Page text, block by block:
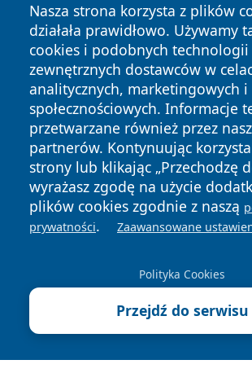
Nasza strona korzysta z plików
działała prawidłowo. Używamy
cookies i podobnych
zewnętrznych dostawców w
analitycznych, marketingowych i
społecznościowych. Informacje
przetwarzane również przez
partnerów. Kontynuując
strony lub klikając „Przechodzę
wyrażasz zgodę na użycie
plików cookies zgodnie z naszą
prywatności. Zaawansowane
Polityka Cookies
Przejdź do serwisu
Copyright © 2026 leszczynski24.pl
zastrzeżone.
News Autorzy
Polityka
Prywatności